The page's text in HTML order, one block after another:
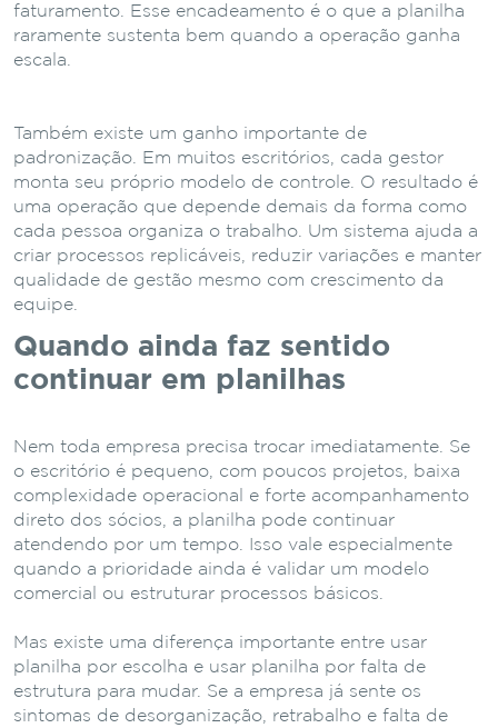
faturamento. Esse encadeamento é o que a planilha
raramente sustenta bem quando a operação ganha
escala.
Também existe um ganho importante de
padronização. Em muitos escritórios, cada gestor
monta seu próprio modelo de controle. O resultado é
uma operação que depende demais da forma como
cada pessoa organiza o trabalho. Um sistema ajuda a
criar processos replicáveis, reduzir variações e manter
qualidade de gestão mesmo com crescimento da
equipe.
Quando ainda faz sentido
continuar em planilhas
Nem toda empresa precisa trocar imediatamente. Se
o escritório é pequeno, com poucos projetos, baixa
complexidade operacional e forte acompanhamento
direto dos sócios, a planilha pode continuar
atendendo por um tempo. Isso vale especialmente
quando a prioridade ainda é validar um modelo
comercial ou estruturar processos básicos.
Mas existe uma diferença importante entre usar
planilha por escolha e usar planilha por falta de
estrutura para mudar. Se a empresa já sente os
sintomas de desorganização, retrabalho e falta de